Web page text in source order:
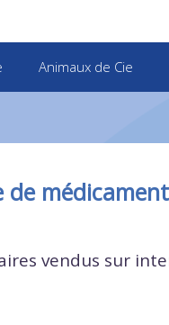
Animaux de Cie
de
vendus sur